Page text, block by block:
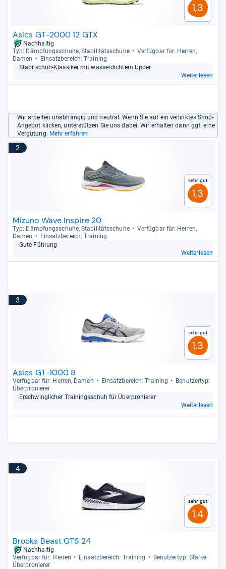
1,3
Asics GT-2000 12 GTX
Nachhaltig
Typ: Dämp­fungs­schuhe, Sta­bi­li­täts­schuhe
Ver­füg­bar für: Her­ren,
Damen
Ein­satz­be­reich: Trai­ning
Sta­bil­schuh-​Klas­si­ker mit was­ser­dich­tem Upper
Weiterlesen
Wir arbeiten unabhängig und neutral. Wenn Sie auf ein verlinktes Shop-
Angebot klicken, unterstützen Sie uns dabei. Wir erhalten dann ggf. eine
Vergütung. Mehr erfahren
2
Sehr gut
1,3
Mizuno Wave Inspire 20
Typ: Dämp­fungs­schuhe, Sta­bi­li­täts­schuhe
Ver­füg­bar für: Her­ren,
Damen
Ein­satz­be­reich: Trai­ning
Gute Füh­rung
Weiterlesen
3
Sehr gut
1,3
Asics GT-1000 8
Ver­füg­bar für: Her­ren, Damen Ein­satz­be­reich: Trai­ning
Benut­zer­typ:
Über­pro­nie­rer
Erschwing­li­cher Trai­nings­schuh für Über­pro­nie­rer
Weiterlesen
4
Sehr gut
1,4
Brooks Beast GTS 24
Nachhaltig
Ver­füg­bar für: Her­ren
Ein­satz­be­reich: Trai­ning
Benut­zer­typ: Starke
Über­pro­nie­rer